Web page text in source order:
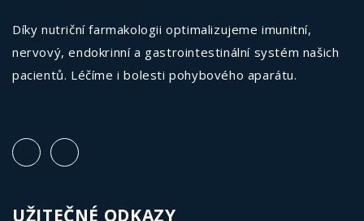
Díky nutriční farmakologii optimalizujeme imunitní,
nervový, endokrinní a gastrointestinální systém našich
pacientů. Léčíme i bolesti pohybového aparátu.
UŽITEČNÉ ODKAZY